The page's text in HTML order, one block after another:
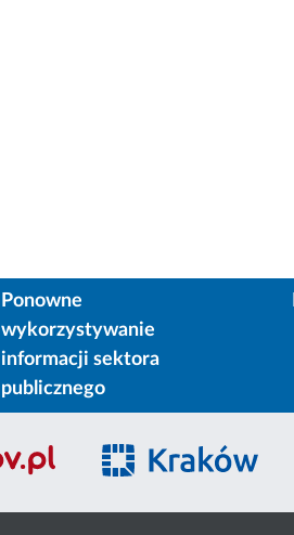
Ponowne
wykorzystywanie
informacji sektora
publicznego